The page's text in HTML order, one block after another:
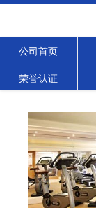
公司首页
荣誉认证